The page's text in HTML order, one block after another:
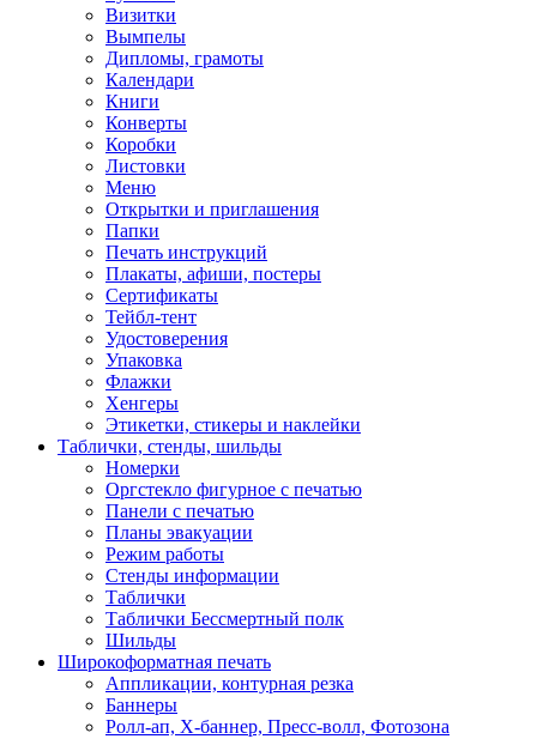
Визитки
Вымпелы
Дипломы, грамоты
Календари
Книги
Конверты
Коробки
Листовки
Меню
Открытки и приглашения
Папки
Печать инструкций
Плакаты, афиши, постеры
Сертификаты
Тейбл-тент
Удостоверения
Упаковка
Флажки
Хенгеры
Этикетки, стикеры и наклейки
Таблички, стенды, шильды
Номерки
Оргстекло фигурное с печатью
Панели с печатью
Планы эвакуации
Режим работы
Стенды информации
Таблички
Таблички Бессмертный полк
Шильды
Широкоформатная печать
Аппликации, контурная резка
Баннеры
Ролл-ап, X-баннер, Пресс-волл, Фотозона